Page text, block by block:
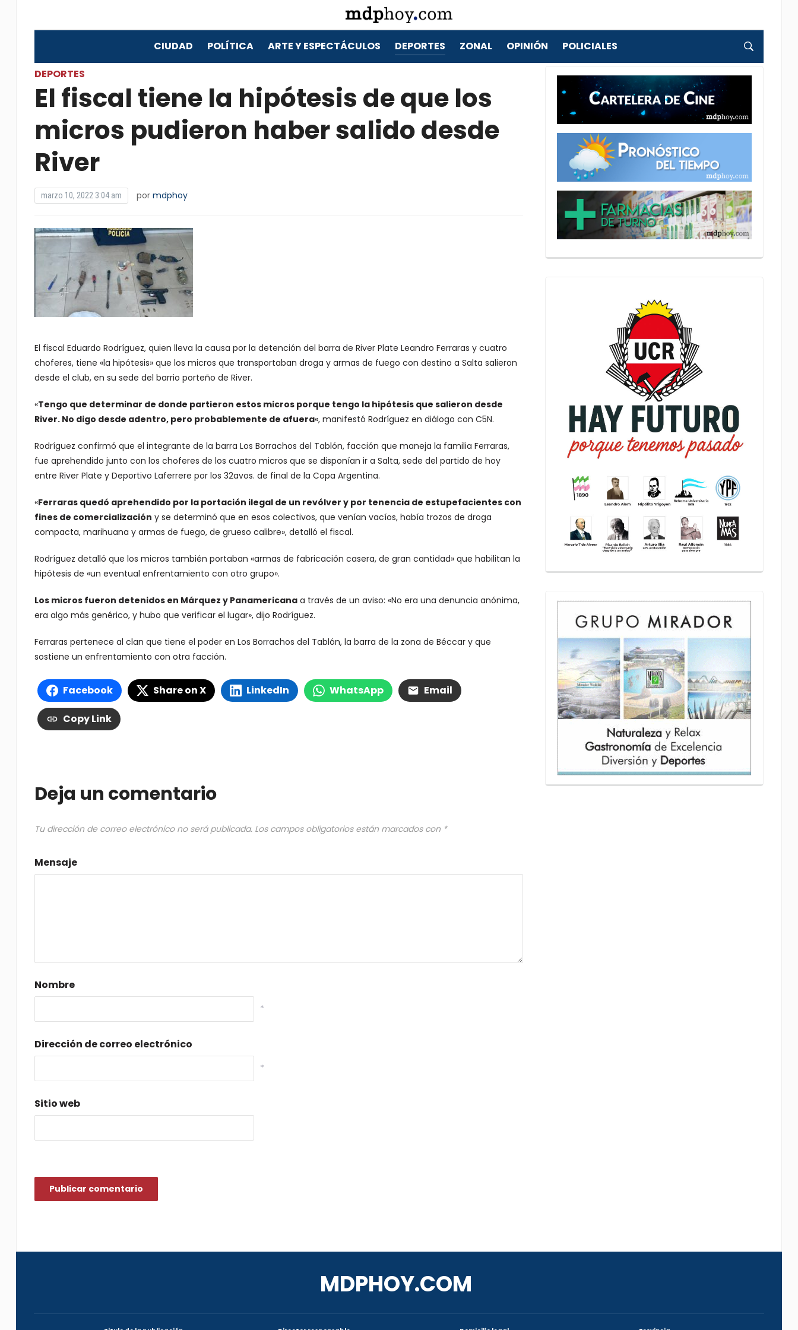
CIUDAD POLÍTICA ARTE Y ESPECTÁCULOS DEPORTES ZONAL OPINIÓN POLICIALES
DEPORTES
El fiscal tiene la hipótesis de que los
micros pudieron haber salido desde
River
marzo 10, 2022 3:04 am por mdphoy
El fiscal Eduardo Rodríguez, quien lleva la causa por la detención del barra de River Plate Leandro Ferraras y cuatro
choferes, tiene «la hipótesis» que los micros que transportaban droga y armas de fuego con destino a Salta salieron
desde el club, en su sede del barrio porteño de River.
«Tengo que determinar de donde partieron estos micros porque tengo la hipótesis que salieron desde
River. No digo desde adentro, pero probablemente de afuera«, manifestó Rodríguez en diálogo con C5N.
Rodríguez confirmó que el integrante de la barra Los Borrachos del Tablón, facción que maneja la familia Ferraras,
fue aprehendido junto con los choferes de los cuatro micros que se disponían ir a Salta, sede del partido de hoy
entre River Plate y Deportivo Laferrere por los 32avos. de final de la Copa Argentina.
«Ferraras quedó aprehendido por la portación ilegal de un revólver y por tenencia de estupefacientes con
fines de comercialización y se determinó que en esos colectivos, que venían vacíos, había trozos de droga
compacta, marihuana y armas de fuego, de grueso calibre», detalló el fiscal.
Rodríguez detalló que los micros también portaban «armas de fabricación casera, de gran cantidad» que habilitan la
hipótesis de «un eventual enfrentamiento con otro grupo».
Los micros fueron detenidos en Márquez y Panamericanaa través de un aviso: «No era una denuncia anónima,
era algo más genérico, y hubo que verificar el lugar», dijo Rodríguez.
Ferraras pertenece al clan que tiene el poder en Los Borrachos del Tablón, la barra de la zona de Béccar y que
sostiene un enfrentamiento con otra facción.
Facebook Share on X LinkedIn WhatsApp Email
Copy Link
Deja un comentario
Tu dirección de correo electrónico no será publicada. Los campos obligatorios están marcados con *
Mensaje
Nombre
*
Dirección de correo electrónico
*
Sitio web
MDPHOY.COM